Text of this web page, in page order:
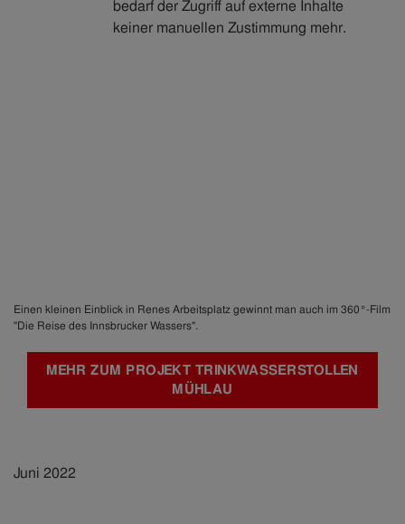
bedarf der Zugriff auf externe Inhalte
keiner manuellen Zustimmung mehr.
Einen kleinen Einblick in Renes Arbeitsplatz gewinnt man auch im 360°-Film
"Die Reise des Innsbrucker Wassers".
MEHR ZUM PROJEKT TRINKWASSERSTOLLEN
MÜHLAU
Juni 2022